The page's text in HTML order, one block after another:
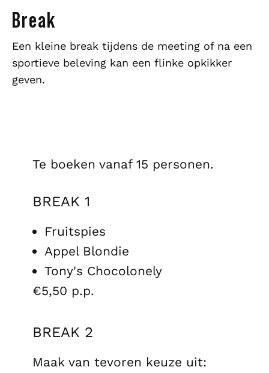
Break
Een kleine break tijdens de meeting of na een
sportieve beleving kan een flinke opkikker
geven.
Te boeken vanaf 15 personen.
BREAK 1
Fruitspies
Appel Blondie
Tony's Chocolonely
€5,50 p.p.
BREAK 2
Maak van tevoren keuze uit: